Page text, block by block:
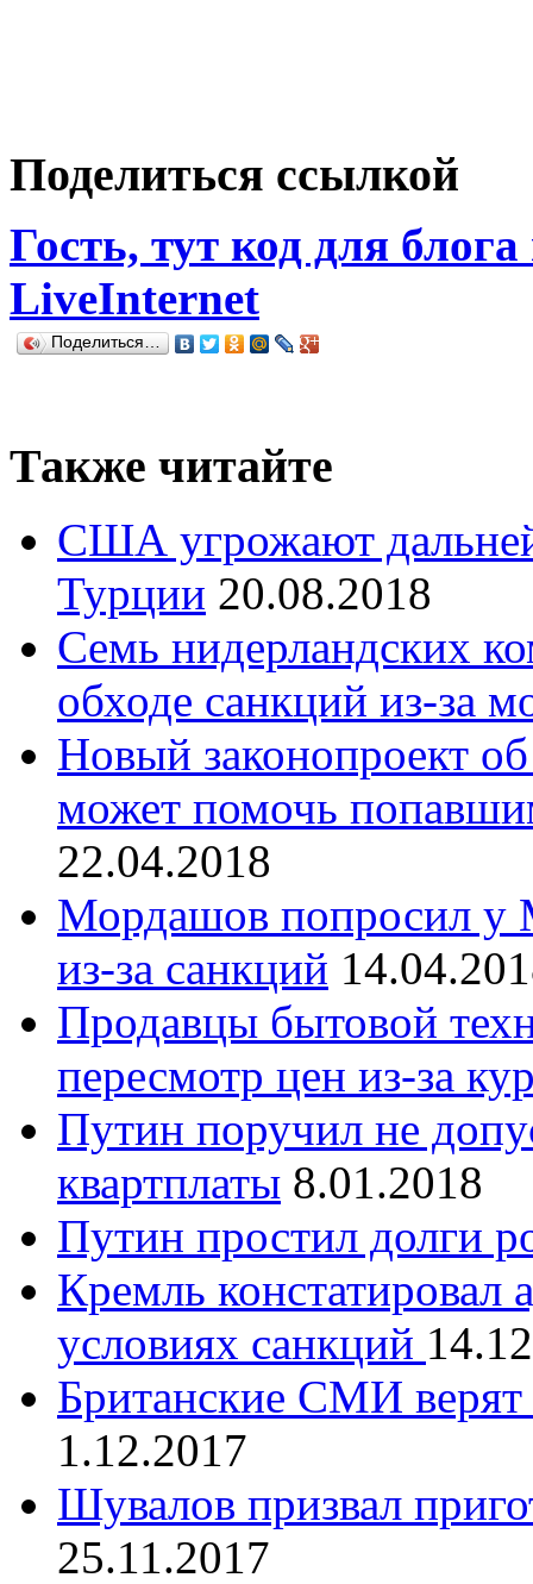
Поделиться ссылкой
Гость, тут код для
LiveInternet
Поделиться…
Также читайте
США угрожают
Турции 20.08.2018
Семь нидерландских
обходе санкций из-за
Новый законопроект
может помочь
22.04.2018
Мордашов попросил у
из-за санкций
Продавцы бытовой
пересмотр цен из-за
Путин поручил не
квартплаты 8.01.2018
Путин простил долги
Кремль
условиях санкций
Британские СМИ верят
1.12.2017
Шувалов призвал
25.11.2017